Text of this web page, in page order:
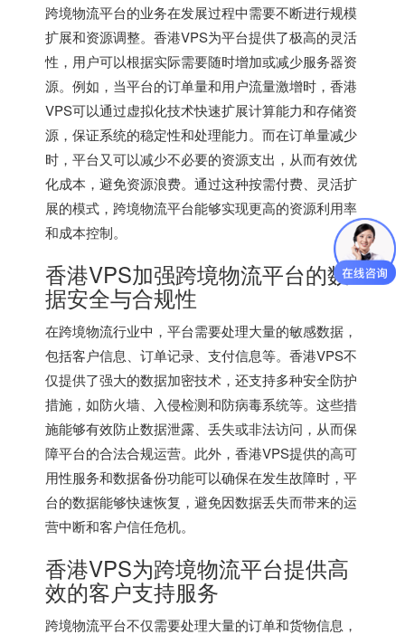
跨境物流平台的业务在发展过程中需要不断进行规模
扩展和资源调整。香港VPS为平台提供了极高的灵活
性，用户可以根据实际需要随时增加或减少服务器资
源。例如，当平台的订单量和用户流量激增时，香港
VPS可以通过虚拟化技术快速扩展计算能力和存储资
源，保证系统的稳定性和处理能力。而在订单量减少
时，平台又可以减少不必要的资源支出，从而有效优
化成本，避免资源浪费。通过这种按需付费、灵活扩
展的模式，跨境物流平台能够实现更高的资源利用率
和成本控制。
香港VPS加强跨境物流平台的数
据安全与合规性
在跨境物流行业中，平台需要处理大量的敏感数据，
包括客户信息、订单记录、支付信息等。香港VPS不
仅提供了强大的数据加密技术，还支持多种安全防护
措施，如防火墙、入侵检测和防病毒系统等。这些措
施能够有效防止数据泄露、丢失或非法访问，从而保
障平台的合法合规运营。此外，香港VPS提供的高可
用性服务和数据备份功能可以确保在发生故障时，平
台的数据能够快速恢复，避免因数据丢失而带来的运
营中断和客户信任危机。
香港VPS为跨境物流平台提供高
效的客户支持服务
跨境物流平台不仅需要处理大量的订单和货物信息，